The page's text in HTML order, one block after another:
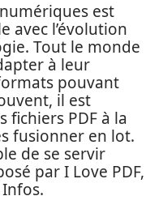
est
avec l’évolution
Tout le monde
à leur
pouvant
il est
fichiers PDF à la
fusionner en lot.
de se servir
par I Love PDF,